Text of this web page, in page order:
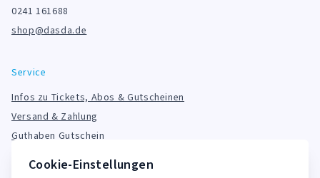
0241 161688
shop@dasda.de
Service
Infos zu Tickets, Abos & Gutscheinen
Versand & Zahlung
Guthaben Gutschein
Cookie-Einstellungen